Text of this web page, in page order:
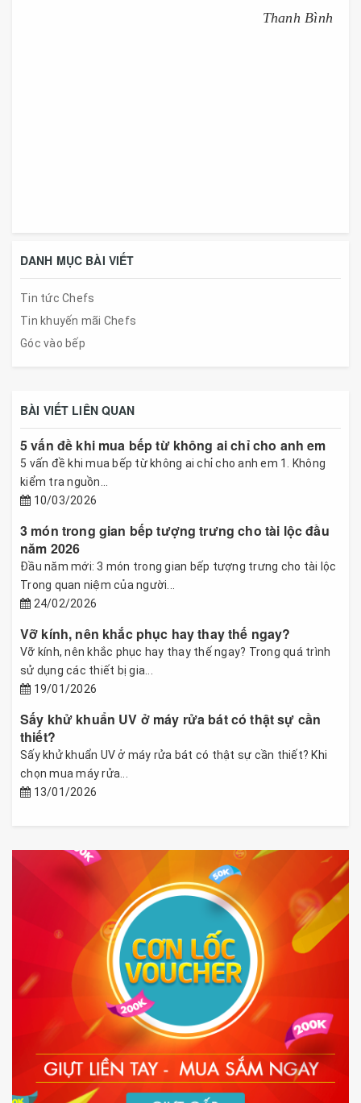
Thanh Bình
DANH MỤC BÀI VIẾT
Tin tức Chefs
Tin khuyến mãi Chefs
Góc vào bếp
BÀI VIẾT LIÊN QUAN
5 vấn đề khi mua bếp từ không ai chỉ cho anh em
5 vấn đề khi mua bếp từ không ai chỉ cho anh em 1. Không
kiểm tra nguồn...
10/03/2026
3 món trong gian bếp tượng trưng cho tài lộc đầu
năm 2026
Đầu năm mới: 3 món trong gian bếp tượng trưng cho tài lộc
Trong quan niệm của người...
24/02/2026
Vỡ kính, nên khắc phục hay thay thế ngay?
Vỡ kính, nên khắc phục hay thay thế ngay? Trong quá trình
sử dụng các thiết bị gia...
19/01/2026
Sấy khử khuẩn UV ở máy rửa bát có thật sự cần
thiết?
Sấy khử khuẩn UV ở máy rửa bát có thật sự cần thiết? Khi
chọn mua máy rửa...
13/01/2026